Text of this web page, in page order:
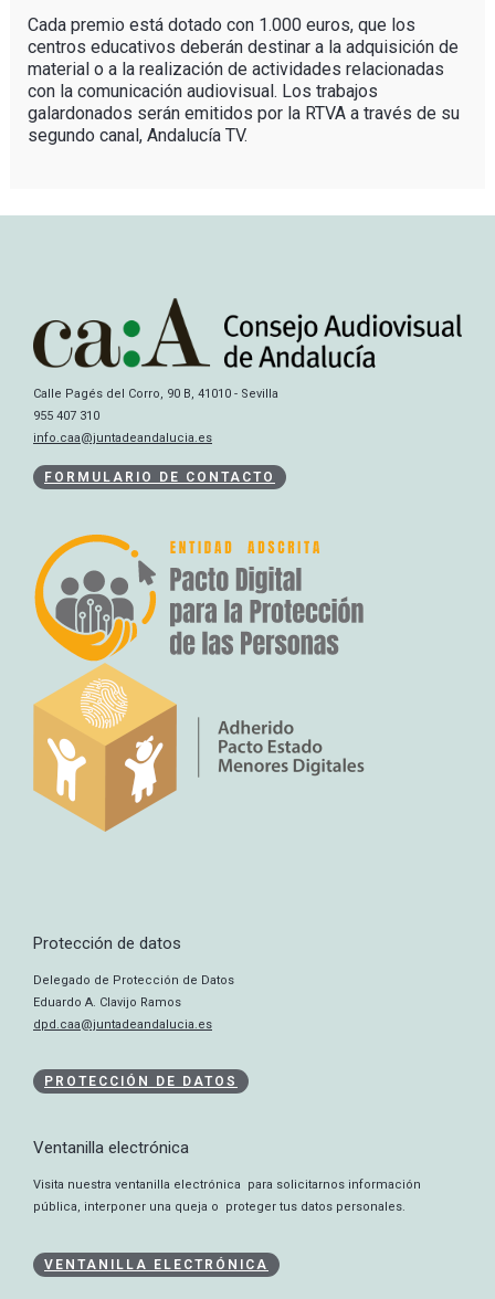
Cada premio está dotado con 1.000 euros, que los
centros educativos deberán destinar a la adquisición de
material o a la realización de actividades relacionadas
con la comunicación audiovisual. Los trabajos
galardonados serán emitidos por la RTVA a través de su
segundo canal, Andalucía TV.
Calle Pagés del Corro, 90 B, 41010 - Sevilla
955 407 310
info.caa@juntadeandalucia.es
FORMULARIO DE CONTACTO
Protección de datos
Delegado de Protección de Datos
Eduardo A. Clavijo Ramos
dpd.caa@juntadeandalucia.es
PROTECCIÓN DE DATOS
Ventanilla electrónica
Visita nuestra ventanilla electrónica para solicitarnos información
pública, interponer una queja o proteger tus datos personales.
VENTANILLA ELECTRÓNICA